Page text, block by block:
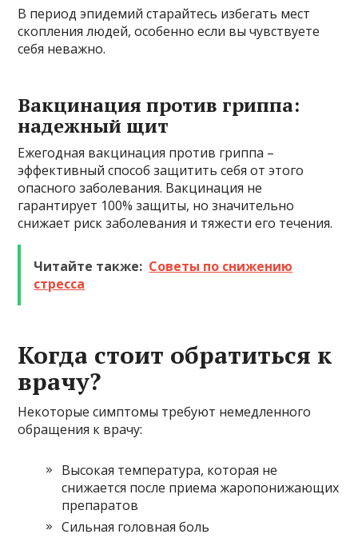
В период эпидемий старайтесь избегать мест
скопления людей, особенно если вы чувствуете
себя неважно.
Вакцинация против гриппа:
надежный щит
Ежегодная вакцинация против гриппа –
эффективный способ защитить себя от этого
опасного заболевания. Вакцинация не
гарантирует 100% защиты, но значительно
снижает риск заболевания и тяжести его течения.
Читайте также: Советы по снижению
стресса
Когда стоит обратиться к
врачу?
Некоторые симптомы требуют немедленного
обращения к врачу:
Высокая температура, которая не
снижается после приема жаропонижающих
препаратов
Сильная головная боль